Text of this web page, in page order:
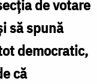
de votare
să spună
democratic,
că